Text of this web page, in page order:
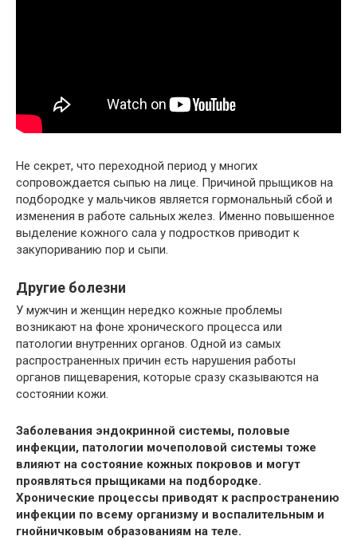
Не секрет, что переходной период у многих
сопровождается сыпью на лице. Причиной прыщиков на
подбородке у мальчиков является гормональный сбой и
изменения в работе сальных желез. Именно повышенное
выделение кожного сала у подростков приводит к
закупориванию пор и сыпи.
Другие болезни
У мужчин и женщин нередко кожные проблемы
возникают на фоне хронического процесса или
патологии внутренних органов. Одной из самых
распространенных причин есть нарушения работы
органов пищеварения, которые сразу сказываются на
состоянии кожи.
Заболевания эндокринной системы, половые
инфекции, патологии мочеполовой системы тоже
влияют на состояние кожных покровов и могут
проявляться прыщиками на подбородке.
Хронические процессы приводят к распространению
инфекции по всему организму и воспалительным и
гнойничковым образованиям на теле.